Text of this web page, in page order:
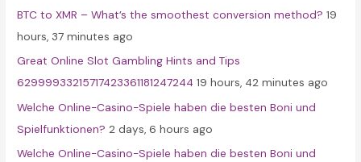
o
r
:
BTC to XMR – What’s the smoothest conversion method? 19
hours, 37 minutes ago
Great Online Slot Gambling Hints and Tips
62999933215717423361181247244 19 hours, 42 minutes ago
Welche Online-Casino-Spiele haben die besten Boni und
Spielfunktionen? 2 days, 6 hours ago
Welche Online-Casino-Spiele haben die besten Boni und